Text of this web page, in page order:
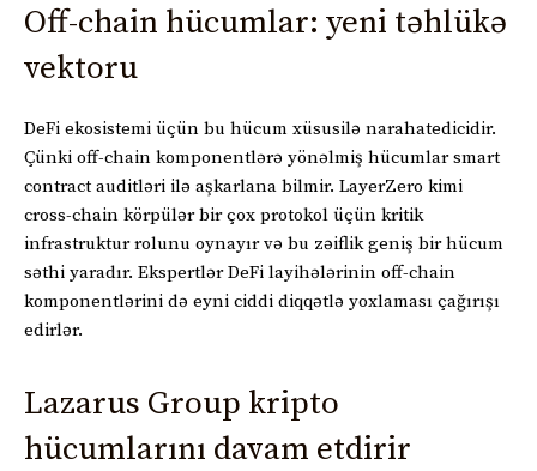
Off-chain hücumlar: yeni təhlükə
vektoru
DeFi ekosistemi üçün bu hücum xüsusilə narahatedicidir.
Çünki off-chain komponentlərə yönəlmiş hücumlar smart
contract auditləri ilə aşkarlana bilmir. LayerZero kimi
cross-chain körpülər bir çox protokol üçün kritik
infrastruktur rolunu oynayır və bu zəiflik geniş bir hücum
səthi yaradır. Ekspertlər DeFi layihələrinin off-chain
komponentlərini də eyni ciddi diqqətlə yoxlaması çağırışı
edirlər.
Lazarus Group kripto
hücumlarını davam etdirir